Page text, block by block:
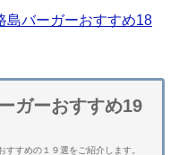
島バーガーおすすめ18
ガーおすすめ19
すすめの１９選をご紹介します。